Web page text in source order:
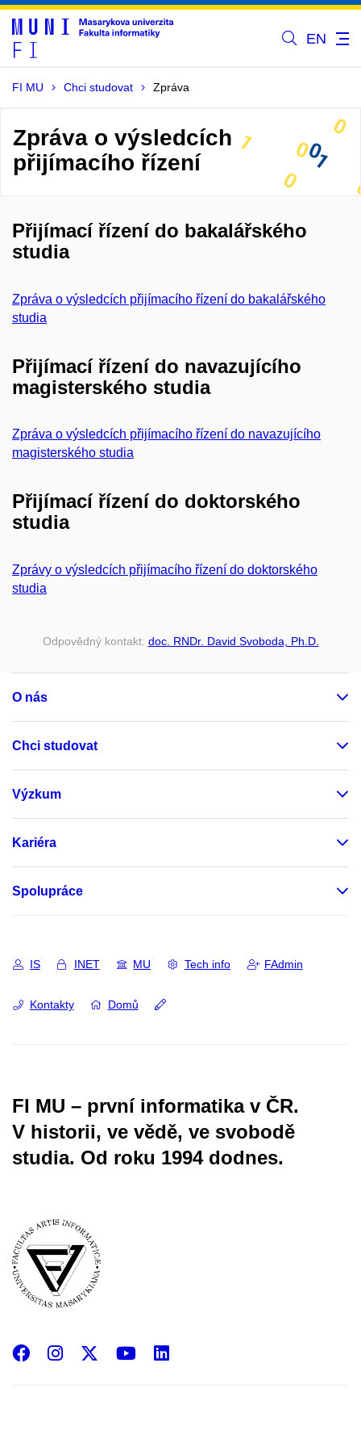
EN
FI MU Chci studovat Zpráva
Zpráva o výsledcích
přijímacího řízení
Přijímací řízení do bakalářského
studia
Zpráva o výsledcích přijímacího řízení do bakalářského
studia
Přijímací řízení do navazujícího
magisterského studia
Zpráva o výsledcích přijímacího řízení do navazujícího
magisterského studia
Přijímací řízení do doktorského
studia
Zprávy o výsledcích přijímacího řízení do doktorského
studia
Odpovědný kontakt: doc. RNDr. David Svoboda, Ph.D.
O nás
Chci studovat
Výzkum
Kariéra
Spolupráce
IS INET MU Tech info FAdmin
Kontakty Domů
FI MU – první informatika v ČR.
V historii, ve vědě, ve svobodě
studia. Od roku 1994 dodnes.
Facebook
InstagramYouTube